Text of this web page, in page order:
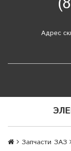
Адрес
Запчасти ЗАЗ